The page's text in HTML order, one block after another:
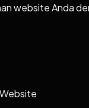
website Anda